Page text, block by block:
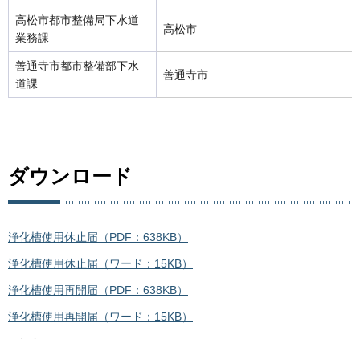
高松市都市整備局下水道
業務課
高松市
善通寺市都市整備部下水
道課
善通寺市
ダウンロード
浄化槽使用休止届（PDF：638KB）
浄化槽使用休止届（ワード：15KB）
浄化槽使用再開届（PDF：638KB）
浄化槽使用再開届（ワード：15KB）